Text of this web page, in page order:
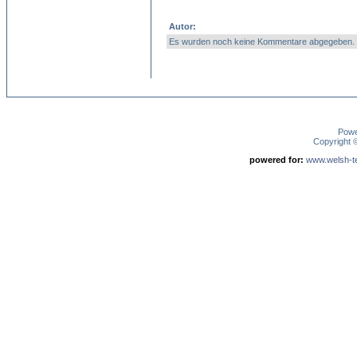
Autor:
Es wurden noch keine Kommentare abgegeben.
Copyright
powered for: www.welsh-